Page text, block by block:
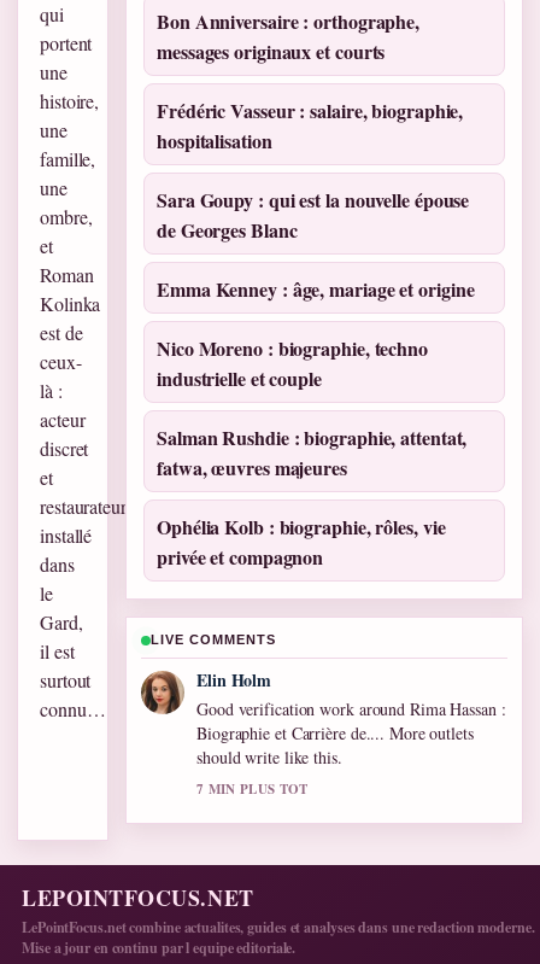
qui
portent
une
histoire,
une
famille,
une
ombre,
et
Roman
Kolinka
est de
ceux-
là :
acteur
discret
et
restaurateur
installé
dans
le
Gard,
il est
surtout
connu…
Bon Anniversaire : orthographe,
messages originaux et courts
Frédéric Vasseur : salaire, biographie,
hospitalisation
Sara Goupy : qui est la nouvelle épouse
de Georges Blanc
Emma Kenney : âge, mariage et origine
Nico Moreno : biographie, techno
industrielle et couple
Salman Rushdie : biographie, attentat,
fatwa, œuvres majeures
Ophélia Kolb : biographie, rôles, vie
privée et compagnon
LIVE COMMENTS
Elin Holm
Good verification work around Rima Hassan :
Biographie et Carrière de.... More outlets
should write like this.
7 MIN PLUS TOT
LEPOINTFOCUS.NET
LePointFocus.net combine actualites, guides et analyses dans une redaction moderne.
Mise a jour en continu par l equipe editoriale.